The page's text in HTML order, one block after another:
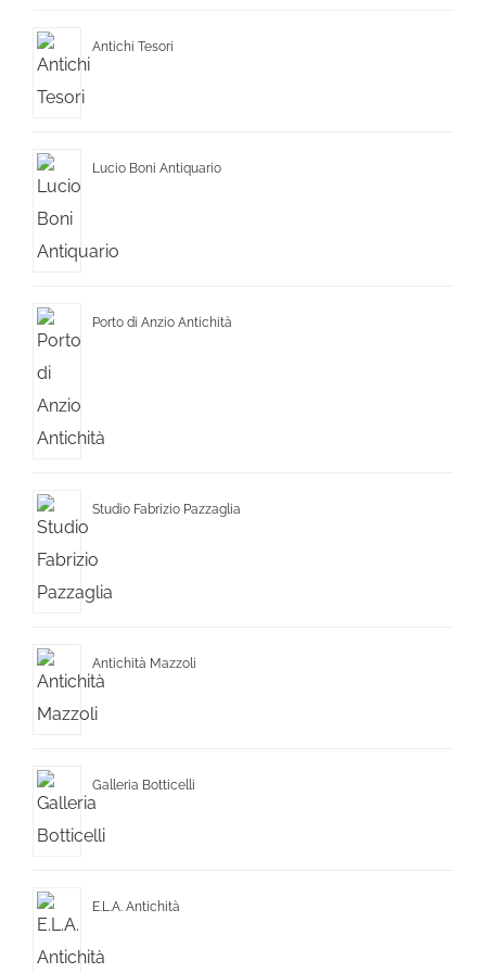
Antichi Tesori
Lucio Boni Antiquario
Porto di Anzio Antichità
Studio Fabrizio Pazzaglia
Antichità Mazzoli
Galleria Botticelli
E.L.A. Antichità